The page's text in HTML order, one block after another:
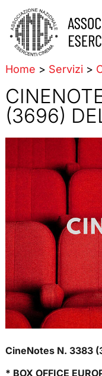
Home > Servizi>
(3696)
CineNotes N. 3383
* BOX OFFICE